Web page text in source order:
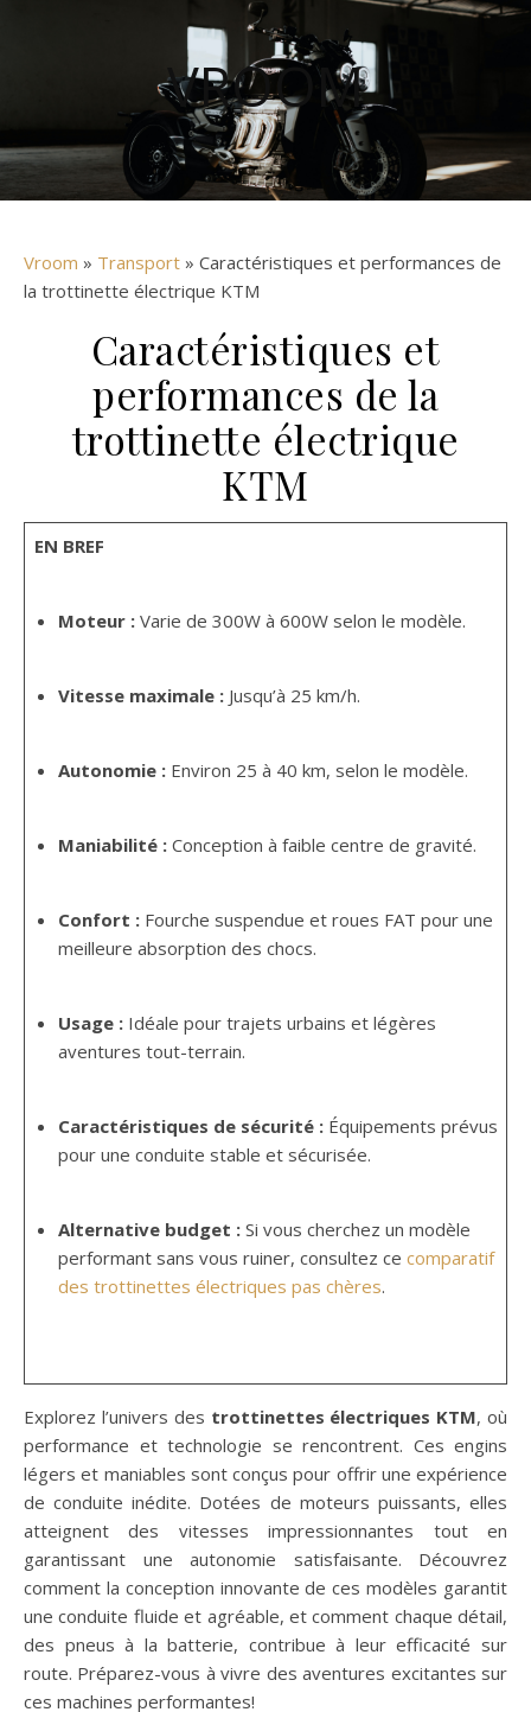
VROOM
Vroom » Transport » Caractéristiques et performances de
la trottinette électrique KTM
Caractéristiques et
performances de la
trottinette électrique
KTM
EN BREF
Moteur :Varie de 300W à 600W selon le modèle.
Vitesse maximale :Jusqu’à 25 km/h.
Autonomie :Environ 25 à 40 km, selon le modèle.
Maniabilité :Conception à faible centre de gravité.
Confort :Fourche suspendue et roues FAT pour une
meilleure absorption des chocs.
Usage :Idéale pour trajets urbains et légères
aventures tout-terrain.
Caractéristiques de sécurité :Équipements prévus
pour une conduite stable et sécurisée.
Alternative budget :Si vous cherchez un modèle
performant sans vous ruiner, consultez ce comparatif
des trottinettes électriques pas chères.
Explorez l’univers des trottinettes électriques KTM, où
performance et technologie se rencontrent. Ces engins
légers et maniables sont conçus pour offrir une expérience
de conduite inédite. Dotées de moteurs puissants, elles
atteignent des vitesses impressionnantes tout en
garantissant une autonomie satisfaisante. Découvrez
comment la conception innovante de ces modèles garantit
une conduite fluide et agréable, et comment chaque détail,
des pneus à la batterie, contribue à leur efficacité sur
route. Préparez-vous à vivre des aventures excitantes sur
ces machines performantes!